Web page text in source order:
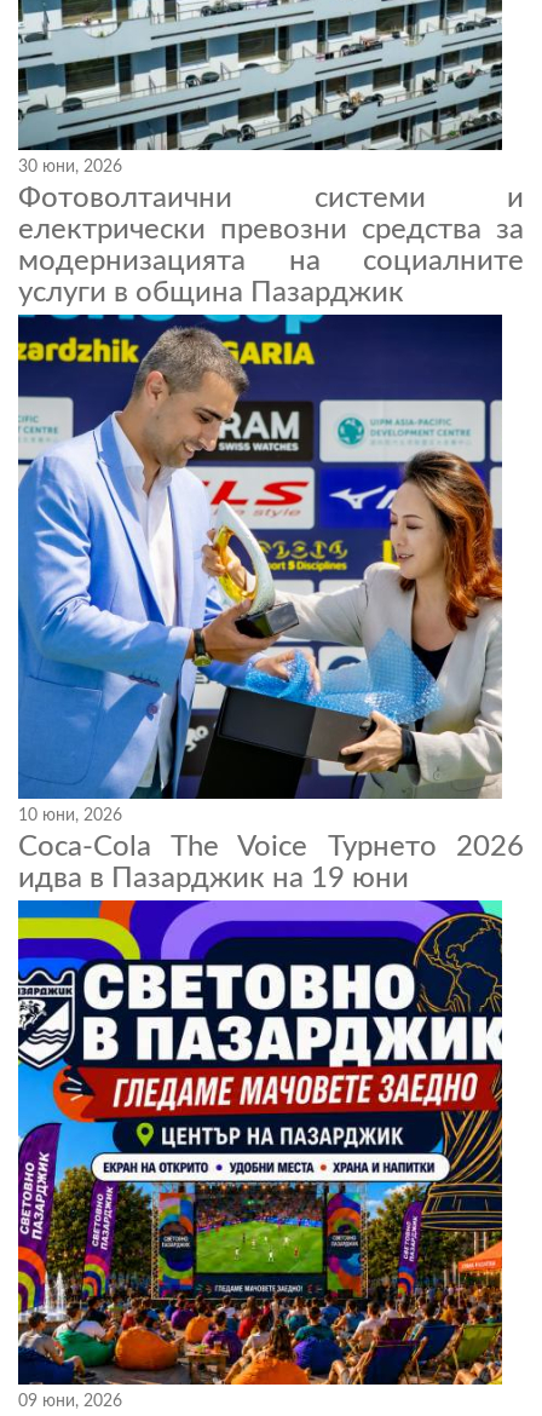
30 юни, 2026
Фотоволтаични системи и
електрически превозни средства за
модернизацията на социалните
услуги в община Пазарджик
10 юни, 2026
Coca-Cola The Voice Турнето 2026
идва в Пазарджик на 19 юни
09 юни, 2026